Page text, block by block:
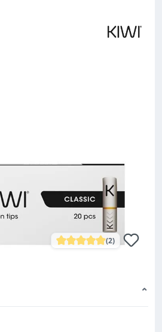
Durchschnittliche
(2)
⌄